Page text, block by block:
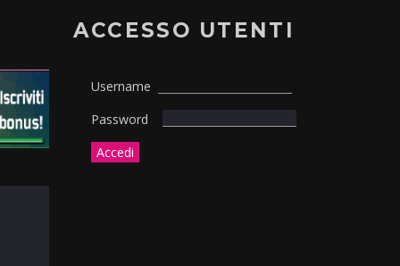
ACCESSO UTENTI
Username
Password